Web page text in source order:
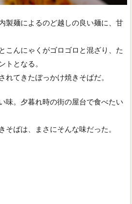
製麺によるのど越しの良い麺に、甘
こんにゃくがゴロゴロと混ざり、た
トとなる。
れてきたぼっかけ焼きそばだ。
味。夕暮れ時の街の屋台で食べたい
そばは、まさにそんな味だった。